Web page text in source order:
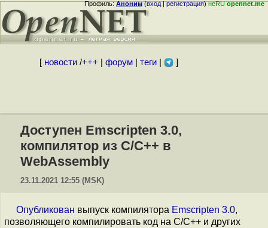
Профиль:Аноним(вход|регистрация)неRUopennet.me
[ новости/+++ форум| теги| ]
Доступен Emscripten 3.0,
компилятор из C/C++ в
WebAssembly
23.11.2021 12:55 (MSK)
Опубликован выпуск компилятора Emscripten 3.0,
позволяющего компилировать код на C/C++ и других